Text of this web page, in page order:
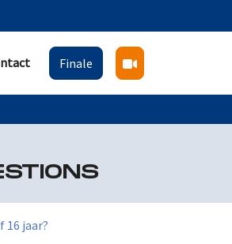
Finale